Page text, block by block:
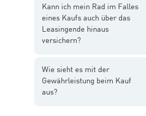
Kann ich mein Rad im Falles
eines Kaufs auch über das
Leasingende hinaus
versichern?
Wie sieht es mit der
Gewährleistung beim Kauf
aus?